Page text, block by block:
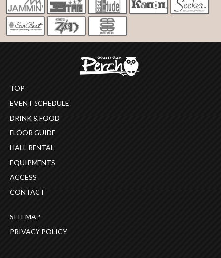
TOP
EVENT SCHEDULE
DRINK & FOOD
FLOOR GUIDE
HALL RENTAL
EQUIPMENTS
ACCESS
CONTACT
SITEMAP
PRIVACY POLICY